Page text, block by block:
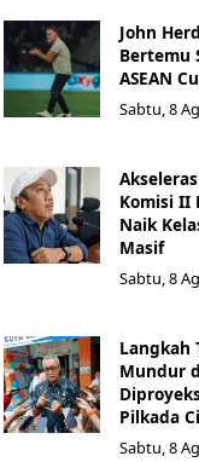
John
Bertemu
ASEAN
Sabtu, 8
Komisi II
Naik
Masif
Sabtu, 8
Langkah
Mundur
Pilkada
Sabtu, 8